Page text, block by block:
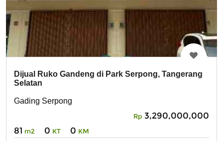
Dijual Ruko Gandeng di Park Serpong, Tangerang
Selatan
Gading Serpong
Rp 3,290,000,000
81 m2 0 KT 0 KM